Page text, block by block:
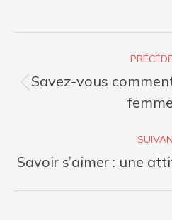
article
Savez-vous
Savoir s’aimer : une